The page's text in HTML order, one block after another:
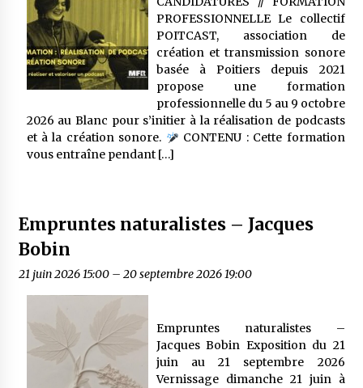
PROFESSIONNELLE Le collectif
POITCAST, association de
création et transmission sonore
basée à Poitiers depuis 2021
propose une formation
professionnelle du 5 au 9 octobre
2026 au Blanc pour s’initier à la réalisation de podcasts
et à la création sonore.
CONTENU : Cette formation
vous entraîne pendant […]
Empruntes naturalistes – Jacques
Bobin
21 juin 2026 15:00– 20 septembre 2026 19:00
Empruntes naturalistes –
Jacques Bobin Exposition du 21
juin au 21 septembre 2026
Vernissage dimanche 21 juin à